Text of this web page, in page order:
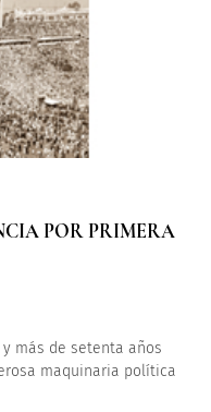
POR PRIMERA
más de setenta años
maquinaria política